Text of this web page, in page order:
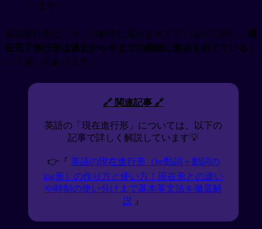
います）
現在進行形は「今」の動作に焦点を当てているのに対し、 現
在完了進行形は過去から今までの継続に焦点を当てている と
いう違いがあります。
🔗 関連記事 🔗
英語の「現在進行形」については、以下の
記事で詳しく解説しています💡
👉『 英語の現在進行形（be動詞＋動詞の
ing形）の作り方と使い方！現在形との違い
や時制の使い分けまで基本英文法を徹底解
説 』